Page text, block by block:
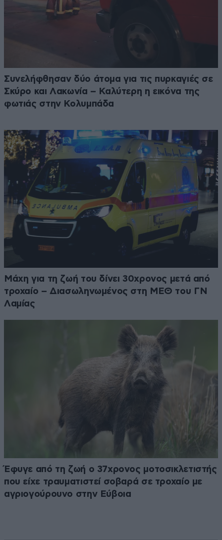
Συνελήφθησαν δύο άτομα για τις πυρκαγιές σε
Σκύρο και Λακωνία – Καλύτερη η εικόνα της
φωτιάς στην Κολυμπάδα
Μάχη για τη ζωή του δίνει 30χρονος μετά από
τροχαίο – Διασωληνωμένος στη ΜΕΘ του ΓΝ
Λαμίας
Έφυγε από τη ζωή ο 37χρονος μοτοσικλετιστής
που είχε τραυματιστεί σοβαρά σε τροχαίο με
αγριογούρουνο στην Εύβοια